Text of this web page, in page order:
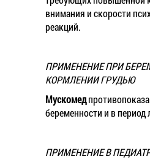
внимания и скорости
реакций.
ПРИМЕНЕНИЕ ПРИ
КОРМЛЕНИИ ГРУДЬЮ
Мускомед
беременности и в период
ПРИМЕНЕНИЕ В